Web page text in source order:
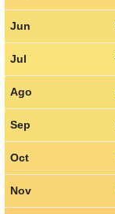
Jun
Jul
Ago
Sep
Oct
Nov